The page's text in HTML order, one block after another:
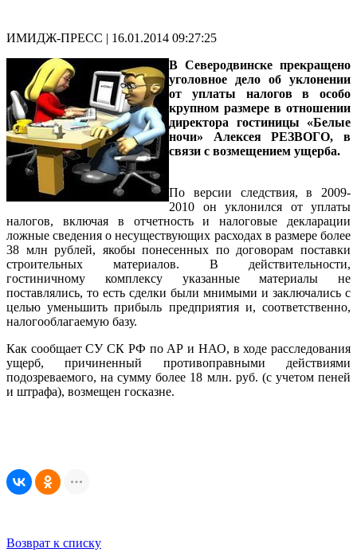
ИМИДЖ-ПРЕСС | 16.01.2014 09:27:25
В Северодвинске прекращено
уголовное дело об уклонении
от уплаты налогов в особо
крупном размере в отношении
директора гостиницы «Белые
ночи» Алексея РЕЗВОГО, в
связи с возмещением ущерба.
По версии следствия, в 2009-
2010 он уклонился от уплаты
налогов, включая в отчетность и налоговые декларации
ложные сведения о несуществующих расходах в размере более
38 млн рублей, якобы понесенных по договорам поставки
строительных материалов. В действительности,
гостиничному комплексу указанные материалы не
поставлялись, то есть сделки были мнимыми и заключались с
целью уменьшить прибыль предприятия и, соответственно,
налогооблагаемую базу.
Как сообщает СУ СК РФ по АР и НАО, в ходе расследования
ущерб, причиненный противоправными действиями
подозреваемого, на сумму более 18 млн. руб. (с учетом пеней
и штрафа), возмещен госказне.
Возврат к списку